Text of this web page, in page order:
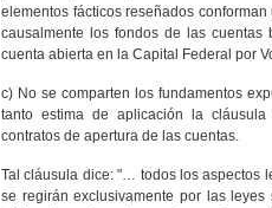
elementos fácticos reseñados
causalmente los fondos de las
cuenta abierta en la Capital Federal por
c) No se comparten los fundamentos
tanto estima de aplicación la
contratos de apertura de las cuentas.
Tal cláusula dice: "… todos los aspectos
se regirán exclusivamente por las